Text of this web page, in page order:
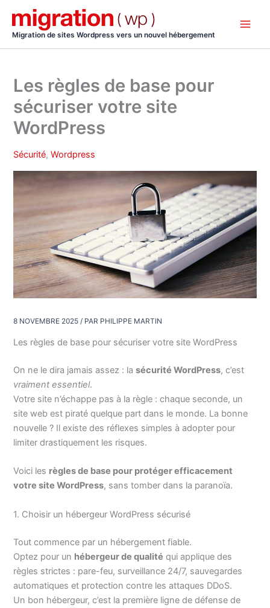
contenu
Migration de sites Wordpress vers un nouvel hébergement
Les règles de base pour
sécuriser votre site
WordPress
Sécurité,Wordpress
8 NOVEMBRE 2025 / PAR PHILIPPE MARTIN
Les règles de base pour sécuriser votre site WordPress
On ne le dira jamais assez : lasécurité WordPress, c’est
vraiment essentiel.
Votre site n’échappe pas à la règle : chaque seconde, un
site web est piraté quelque part dans le monde. La bonne
nouvelle ? Il existe des réflexes simples à adopter pour
limiter drastiquement les risques.
Voici les règles de base pour protéger efficacement
votre site WordPress, sans tomber dans la paranoïa.
1. Choisir un hébergeur WordPress sécurisé
Tout commence par un hébergement fiable.
Optez pour un hébergeur de qualité qui applique des
règles strictes : pare-feu, surveillance 24/7, sauvegardes
automatiques et protection contre les attaques DDoS.
Un bon hébergeur, c’est la première ligne de défense de